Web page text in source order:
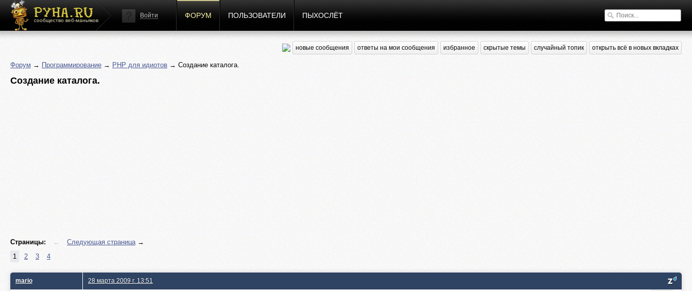
сообщество веб-маньяков
Войти ФОРУМ ПОЛЬЗОВАТЕЛИ ПЫХОСЛЁТ
новые сообщения ответы на мои сообщения избранное скрытые темы случайный топик открыть всё в новых вкладках
Форум → Программирование → PHP для идиотов → Создание каталога.
Создание каталога.
Страницы: ← Следующая страница→
1
2 3 4
mario 28 марта 2009 г. 13:51